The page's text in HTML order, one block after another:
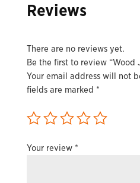
Reviews
There are no reviews yet.
Be the first to review “Wood
Your email address will not
fields are marked *
Your review *